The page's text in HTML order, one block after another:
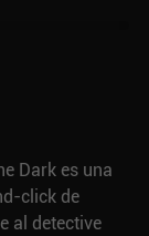
Dark es una
click de
al detective